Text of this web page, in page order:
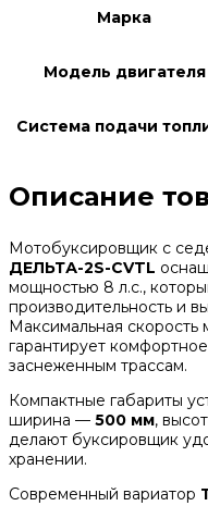
Марка
Модель двигателя
Система подачи
Описание
Мотобуксировщик с
ДЕЛЬТА-2S-CVTL
мощностью 8 л.с.,
производительность и
Максимальная скорость
гарантирует
заснеженным трассам.
Компактные габариты
ширина — 500 мм,
делают буксировщик
хранении.
Современный вариатор